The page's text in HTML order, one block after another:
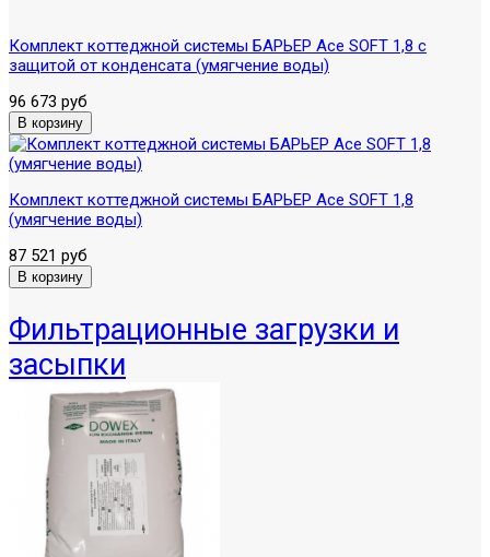
Комплект коттеджной системы БАРЬЕР Ace SOFT 1,8 с
защитой от конденсата (умягчение воды)
96 673 руб
Комплект коттеджной системы БАРЬЕР Ace SOFT 1,8
(умягчение воды)
87 521 руб
Фильтрационные загрузки и
засыпки